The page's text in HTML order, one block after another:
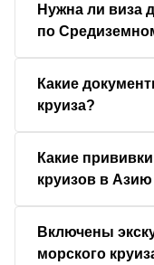
Нужна ли виза
по
Какие
круиза?
Какие
круизов в
Включены
морского